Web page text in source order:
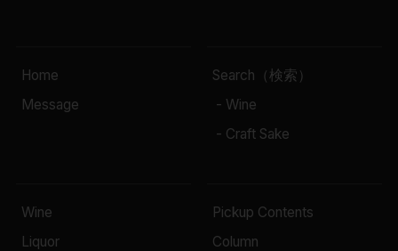
Home
Message
Search（検索）
- Wine
- Craft Sake
Wine
Liquor
Pickup Contents
Column